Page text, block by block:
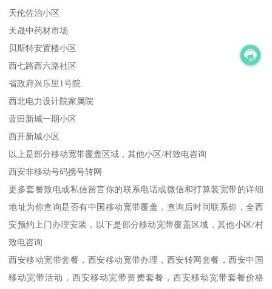
天伦佐治小区
天晟中药材市场
贝斯特安置楼小区
西七路西六路社区
省政府兴乐里1号院
西北电力设计院家属院
蓝田新城一期小区
西开新城小区
以上是部分移动宽带覆盖区域，其他小区/村致电咨询
西安非移动号码携号转网
更多套餐致电或私信留言你的联系电话或微信和打算装宽带的详细
地址为你查询是否有中国移动宽带覆盖，查询后时间联系你，全西
安预约上门办理安装，以下是部分移动宽带覆盖区域，其他小区/村
致电咨询
西安移动宽带套餐，西安移动宽带办理，西安转网套餐，西安中国
移动宽带活动，西安移动宽带资费套餐，西安移动宽带套餐价格